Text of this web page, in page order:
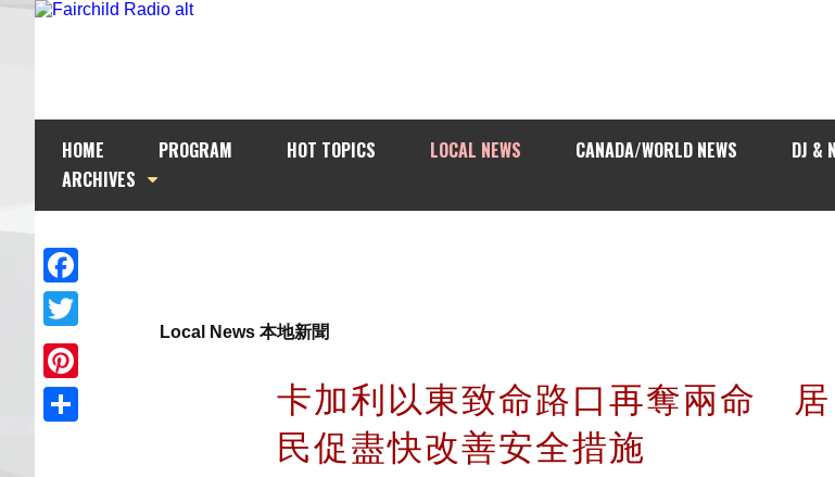
HOME PROGRAM HOT TOPICS LOCAL NEWS CANADA/WORLD NEWS DJ &
ARCHIVES
Facebook
Twitter
Pinterest
Local News 本地新聞
卡加利以東致命路口再奪兩命 居
民促盡快改善安全措施